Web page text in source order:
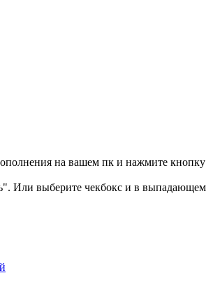
на вашем пк и нажмите кнопку
Или выберите чекбокс и в выпадающем